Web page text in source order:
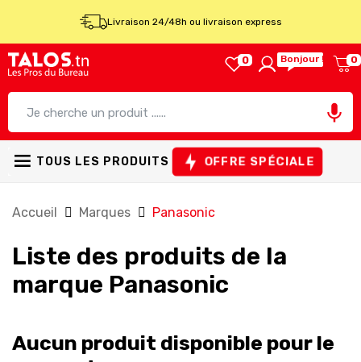
Livraison 24/48h ou livraison express
0 Bonjour ! 0

TOUS LES PRODUITS OFFRE SPÉCIALE
Accueil Marques Panasonic
Liste des produits de la
marque Panasonic
Aucun produit disponible pour le